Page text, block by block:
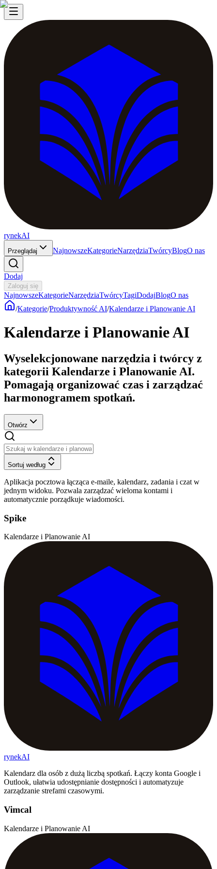
rynekAI
Przeglądaj NajnowszeKategorieNarzędziaTwórcyBlogO nas
Dodaj
Zaloguj się
NajnowszeKategorieNarzędziaTwórcyTagiDodajBlogO nas
/Kategorie/Produktywność AI/Kalendarze i Planowanie AI
Kalendarze i Planowanie AI
Wyselekcjonowane narzędzia i twórcy z
kategorii Kalendarze i Planowanie AI.
Pomagają organizować czas i zarządzać
harmonogramem spotkań.
Otwórz
Sortuj według
Aplikacja pocztowa łącząca e-maile, kalendarz, zadania i czat w
jednym widoku. Pozwala zarządzać wieloma kontami i
automatycznie porządkuje wiadomości.
Spike
Kalendarze i Planowanie AI
rynekAI
Kalendarz dla osób z dużą liczbą spotkań. Łączy konta Google i
Outlook, ułatwia udostępnianie dostępności i automatyzuje
zarządzanie strefami czasowymi.
Vimcal
Kalendarze i Planowanie AI